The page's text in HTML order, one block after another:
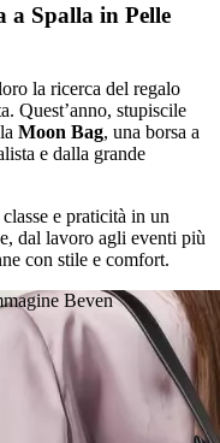
a Spalla in Pelle
la ricerca del regalo
Quest’anno, stupiscile
Moon Bag, una borsa a
e dalla grande
e praticità in un
dal lavoro agli eventi più
con stile e comfort.